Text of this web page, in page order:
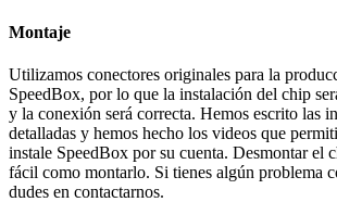
Montaje
Utilizamos conectores originales para la
SpeedBox, por lo que la instalación del chip
y la conexión será correcta. Hemos escrito las
detalladas y hemos hecho los videos que
instale SpeedBox por su cuenta. Desmontar el
fácil como montarlo. Si tienes algún problema
dudes en contactarnos.